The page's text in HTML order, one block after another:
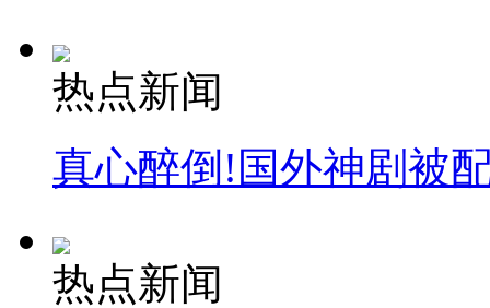
热点新闻
真心醉倒!国外神剧被
热点新闻